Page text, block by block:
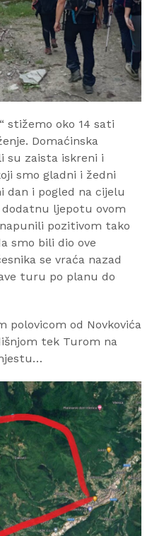
stižemo oko 14 sati
Domaćinska
su zaista iskreni i
smo gladni i žedni
dan i pogled na cijelu
dodatnu ljepotu ovom
pozitivom tako
smo bili dio ove
se vraća nazad
turu po planu do
polovicom od Novkovića
tek Turom na